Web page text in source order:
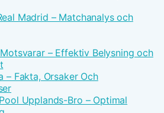
Madrid – Matchanalys och
– Effektiv Belysning och
– Fakta, Orsaker Och
Upplands-Bro – Optimal